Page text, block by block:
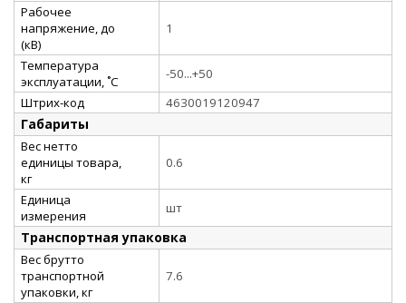
Рабочее
напряжение, до
(кВ)
1
Температура
эксплуатации, ˚С
-50...+50
Штрих-код
4630019120947
Габариты
Вес нетто
единицы товара,
кг
0.6
Единица
измерения
шт
Транспортная упаковка
Вес брутто
транспортной
упаковки, кг
7.6